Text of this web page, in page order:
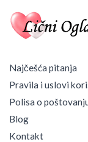
Najčešća pitanja
Pravila i uslovi
Polisa o
Blog
Kontakt